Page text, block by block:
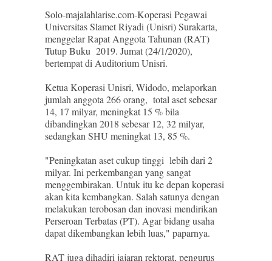
Solo-majalahlarise.com-Koperasi Pegawai
Universitas Slamet Riyadi (Unisri) Surakarta,
menggelar Rapat Anggota Tahunan (RAT)
Tutup Buku 2019. Jumat (24/1/2020),
bertempat di Auditorium Unisri.
Ketua Koperasi Unisri, Widodo, melaporkan
jumlah anggota 266 orang, total aset sebesar
14, 17 milyar, meningkat 15 % bila
dibandingkan 2018 sebesar 12, 32 milyar,
sedangkan SHU meningkat 13, 85 %.
"Peningkatan aset cukup tinggi lebih dari 2
milyar. Ini perkembangan yang sangat
menggembirakan. Untuk itu ke depan koperasi
akan kita kembangkan. Salah satunya dengan
melakukan terobosan dan inovasi mendirikan
Perseroan Terbatas (PT). Agar bidang usaha
dapat dikembangkan lebih luas," paparnya.
RAT juga dihadiri jajaran rektorat, pengurus